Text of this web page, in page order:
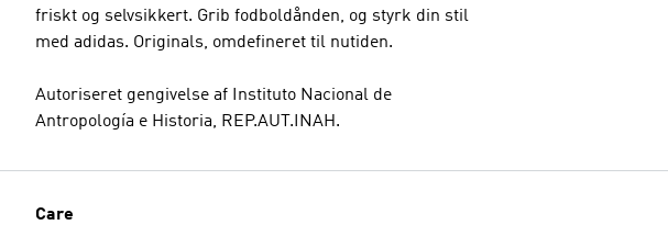
friskt og selvsikkert. Grib fodboldånden, og styrk din stil
med adidas. Originals, omdefineret til nutiden.
Autoriseret gengivelse af Instituto Nacional de
Antropología e Historia, REP.AUT.INAH.
Care